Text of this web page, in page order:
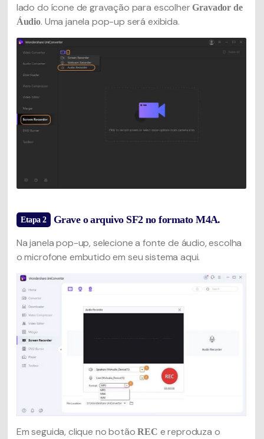
lado do ícone de gravação para escolherGravador de
Áudio. Uma janela pop-up será exibida.
Etapa 2 Grave o arquivo SF2 no formato M4A.
Na janela pop-up, selecione a fonte de áudio, escolha
o microfone embutido em seu sistema aqui.
Em seguida, clique no botãoREC e reproduza o